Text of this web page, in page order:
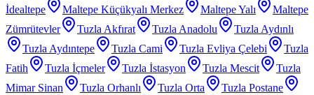
İdealtepe
Maltepe Küçükyalı Merkez Maltepe Yalı
Maltepe
Zümrütevler
Tuzla Akfırat Tuzla Anadolu
Tuzla Aydınlı
Tuzla Aydıntepe
Tuzla Cami Tuzla Evliya Çelebi
Tuzla
Fatih
Tuzla İçmeler Tuzla İstasyon Tuzla Mescit
Tuzla
Mimar Sinan
Tuzla Orhanlı Tuzla Orta
Tuzla Postane